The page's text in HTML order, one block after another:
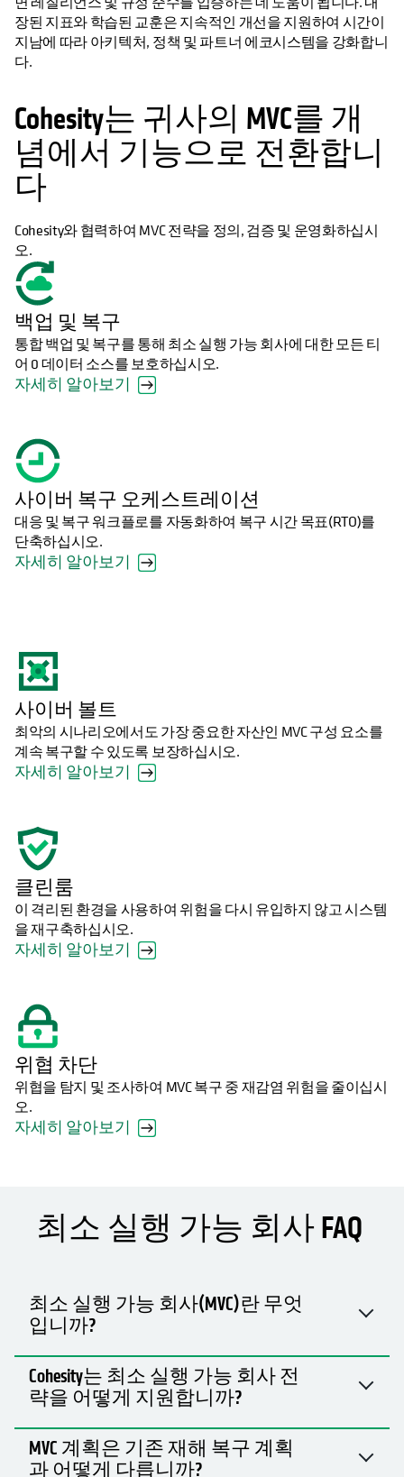
장된 지표와 학습된 교훈은 지속적인 개선을 지원하여 시간이
지남에 따라 아키텍처, 정책 및 파트너 에코시스템을 강화합니
다.
Cohesity는 귀사의 MVC를 개
념에서 기능으로 전환합니
다
Cohesity와 협력하여 MVC 전략을 정의, 검증 및 운영화하십시
오.
백업 및 복구
통합 백업 및 복구를 통해 최소 실행 가능 회사에 대한 모든 티
어 0 데이터 소스를 보호하십시오.
자세히 알아보기
사이버 복구 오케스트레이션
대응 및 복구 워크플로를 자동화하여 복구 시간 목표(RTO)를
단축하십시오.
자세히 알아보기
사이버 볼트
최악의 시나리오에서도 가장 중요한 자산인 MVC 구성 요소를
계속 복구할 수 있도록 보장하십시오.
자세히 알아보기
클린룸
이 격리된 환경을 사용하여 위험을 다시 유입하지 않고 시스템
을 재구축하십시오.
자세히 알아보기
위협 차단
위협을 탐지 및 조사하여 MVC 복구 중 재감염 위험을 줄이십시
오.
자세히 알아보기
최소 실행 가능 회사 FAQ
최소 실행 가능 회사(MVC)란 무엇
입니까?
Cohesity는 최소 실행 가능 회사 전
략을 어떻게 지원합니까?
MVC 계획은 기존 재해 복구 계획
과 어떻게 다릅니까?